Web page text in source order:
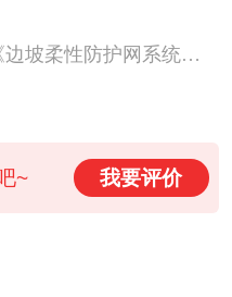
柔性防护网系统》标准解读
~ 我要评价